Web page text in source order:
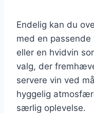
Endelig kan du
med en passende
eller en hvidvin
valg, der
servere vin ved
hyggelig
særlig oplevelse.